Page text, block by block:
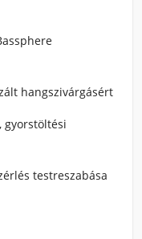
hangszivárgásért
gyorstöltési
testreszabása